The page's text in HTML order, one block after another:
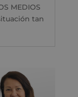
MEDIOS
tan